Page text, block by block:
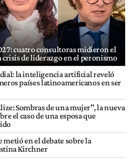
cuatro consultoras midieron el
crisis de liderazgo en el peronismo
la inteligencia artificial reveló
países latinoamericanos en ser
Sombras de una mujer", la nueva
el caso de una esposa que
en el debate sobre la
Kirchner